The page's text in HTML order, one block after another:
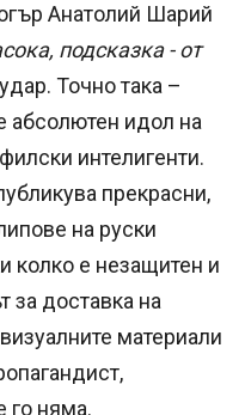
Анатолий Шарий
подсказка - от
Точно така –
абсолютен идол на
интелигенти.
прекрасни,
на руски
колко е незащитен и
за доставка на
материали
го няма.